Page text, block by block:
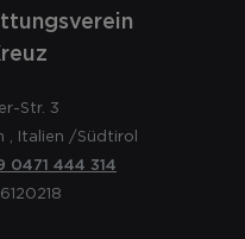
Str. 3
Italien /Südtirol
0471 444 314